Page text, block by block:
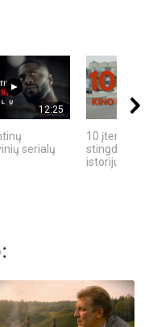
12:25
serialų
10 įtemptų,
stingdančių
istorijų